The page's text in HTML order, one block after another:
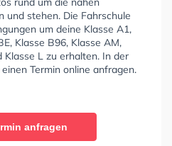
stehen. Die Fahrschule
um deine Klasse A1,
Klasse B96, Klasse AM,
Klasse L zu erhalten. In der
Termin online anfragen.
anfragen